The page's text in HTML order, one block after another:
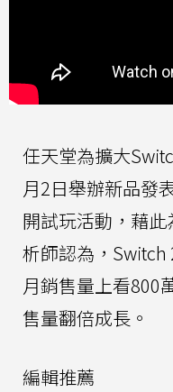
任天堂為擴大
月2日舉辦新品發
開試玩活動，藉
析師認為，Switch
月銷售量上看800
售量翻倍成長。
編輯推薦